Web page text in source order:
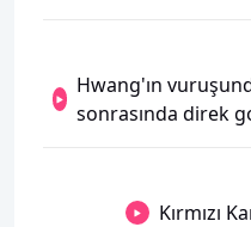
Hwang'ın
sonrasında direk
Kırmızı